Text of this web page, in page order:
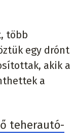
több
egy drónt
akik a
a
teherautó-